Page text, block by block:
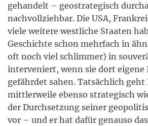
gehandelt – geostrategisch
nachvollziehbar. Die USA,
viele weitere westliche Staaten
Geschichte schon mehrfach in
oft noch viel schlimmer) in
interveniert, wenn sie dort eigene
gefährdet sahen. Tatsächlich geht
mittlerweile ebenso strategisch
der Durchsetzung seiner
vor – und er hat dafür genauso